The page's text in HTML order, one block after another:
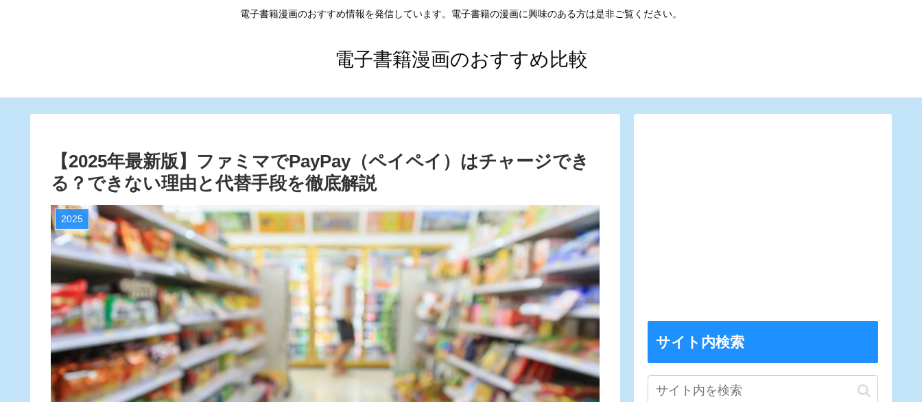
電子書籍漫画のおすすめ情報を発信しています。電子書籍の漫画に興味のある方は是非ご覧ください。
電子書籍漫画のおすすめ比較
【2025年最新版】ファミマでPayPay（ペイペイ）はチャージでき
る？できない理由と代替手段を徹底解説
2025
サイト内検索